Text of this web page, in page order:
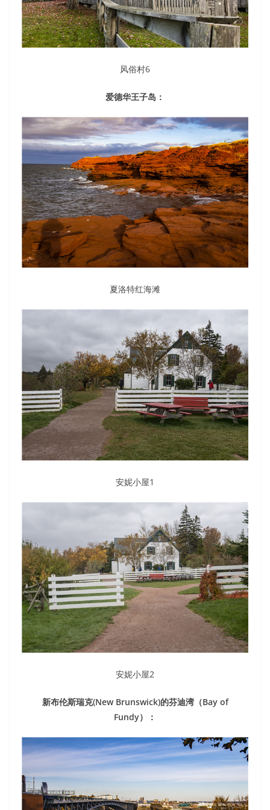
风俗村6
爱德华王子岛：
夏洛特红海滩
安妮小屋1
安妮小屋2
新布伦斯瑞克(New Brunswick)的芬迪湾（Bay of
Fundy）：